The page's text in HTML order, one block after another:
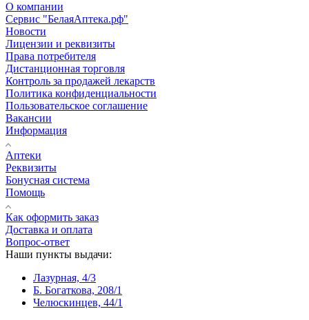
О компании
Сервис "БелаяАптека.рф"
Новости
Лицензии и реквизиты
Права потребителя
Дистанционная торговля
Контроль за продажей лекарств
Политика конфиденциальности
Пользовательское соглашение
Вакансии
Информация
Аптеки
Реквизиты
Бонусная система
Помощь
Как оформить заказ
Доставка и оплата
Вопрос-ответ
Наши пункты выдачи:
Лазурная, 4/3
Б. Богаткова, 208/1
Челюскинцев, 44/1